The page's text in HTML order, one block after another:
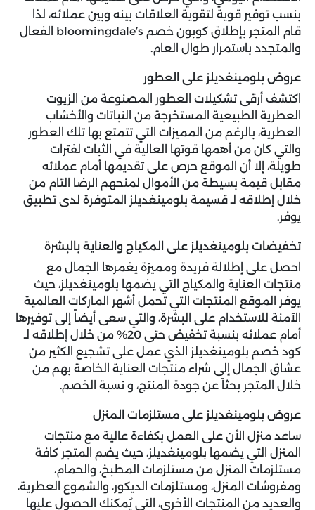
بنسب توفير قوية لتقوية العلاقات بينه وبين عملائه، لذا
قام المتجر بإطلاق كوبون خصم bloomingdale’s الفعال
والمتجدد باستمرار طوال العام.
عروض بلومينغديلز على العطور
اكتشف أرقى تشكيلات العطور المصنوعة من الزيوت
العطرية الطبيعية المستخرجة من النباتات والأخشاب
العطرية، بالرغم من المميزات التي تتمتع بها تلك العطور
والتي كان من أهمها قوتها العالية في الثبات لفترات
طويلة، إلا أن الموقع حرص على تقديمها أمام عملائه
مقابل قيمة بسيطة من الأموال لمنحهم الرضا التام من
خلال إطلاقه لـ قسيمة بلومينغديلز المتوفرة لدى تطبيق
يوفر.
تخفيضات بلومينغديلز على المكياج والعناية بالبشرة
احصل على إطلالة فريدة ومميزة يغمرها الجمال مع
منتجات العناية والمكياج التي يضمها بلومينغديلز، حيث
يوفر الموقع المنتجات التي تحمل أشهر الماركات العالمية
الآمنة للاستخدام على البشرة، والتي سعى أيضاً إلى توفيرها
أمام عملائه بنسبة تخفيض حتى 20% من خلال إطلاقه لـ
كود خصم بلومينغديلز الذي عمل على تشجيع الكثير من
عشاق الجمال إلى شراء منتجات العناية الخاصة بهم من
خلال المتجر بحثاً عن جودة المنتج، و نسبة الخصم.
عروض بلومينغديلز على مستلزمات المنزل
ساعد منزل الأن على العمل بكفاءة عالية مع منتجات
المنزل التي يضمها بلومينغديلز، حيث يضم المتجر كافة
مستلزمات المنزل من مستلزمات المطبخ، والحمام،
ومفروشات المنزل، ومستلزمات الديكور، والشموع العطرية،
والعديد من المنتجات الأخرى، التي يُمكنك الحصول عليها